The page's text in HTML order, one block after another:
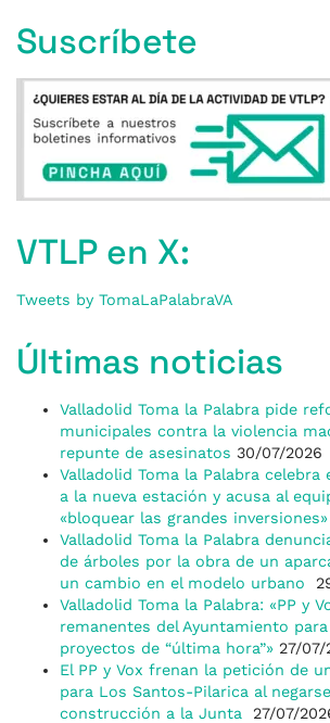
Suscríbete
VTLP en X:
Tweets by TomaLaPalabraVA
Últimas noticias
Valladolid Toma la Palabra pide
municipales contra la violencia
repunte de asesinatos 30/07/2026
Valladolid Toma la Palabra celebra
a la nueva estación y acusa al
«bloquear las grandes inversiones»
Valladolid Toma la Palabra
de árboles por la obra de un
un cambio en el modelo urbano
Valladolid Toma la Palabra: «PP y
remanentes del Ayuntamiento
proyectos de “última hora”» 27/07/
El PP y Vox frenan la petición de
para Los Santos-Pilarica al
construcción a la Junta
27/07/